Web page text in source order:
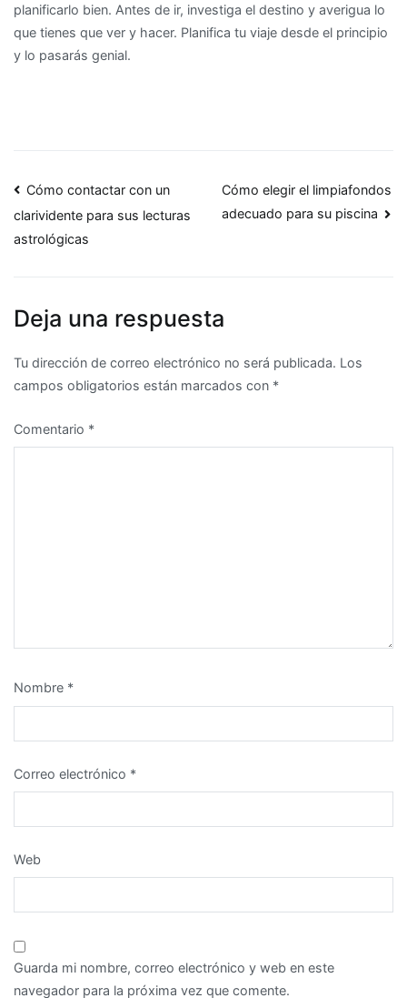
planificarlo bien. Antes de ir, investiga el destino y averigua lo
que tienes que ver y hacer. Planifica tu viaje desde el principio
y lo pasarás genial.
Navegación
de
Cómo contactar con un
clarividente para sus lecturas
astrológicas
Cómo elegir el limpiafondos
adecuado para su piscina
Deja una respuesta
Tu dirección de correo electrónico no será publicada. Los
campos obligatorios están marcados con *
Comentario *
Nombre *
Correo electrónico *
Web
Guarda mi nombre, correo electrónico y web en este
navegador para la próxima vez que comente.